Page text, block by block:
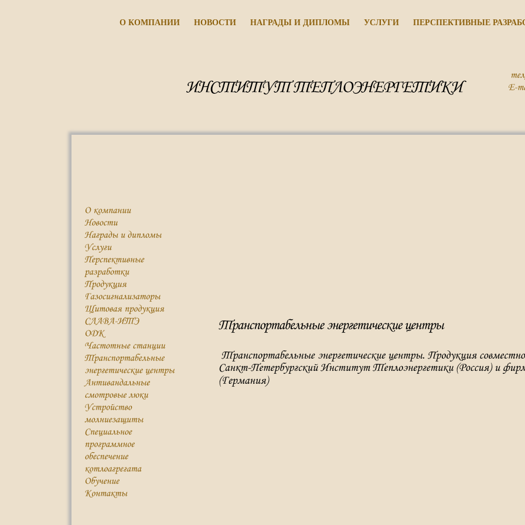
О КОМПАНИИ НОВОСТИ НАГРАДЫ И ДИПЛОМЫ УСЛУГИ ПЕРСПЕКТИВНЫЕ